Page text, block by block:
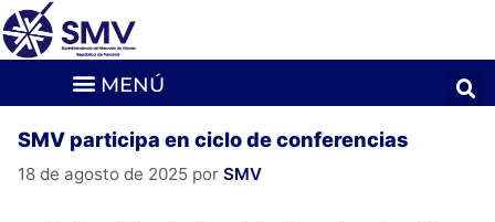
SMV participa en ciclo de conferencias
18 de agosto de 2025 por SMV